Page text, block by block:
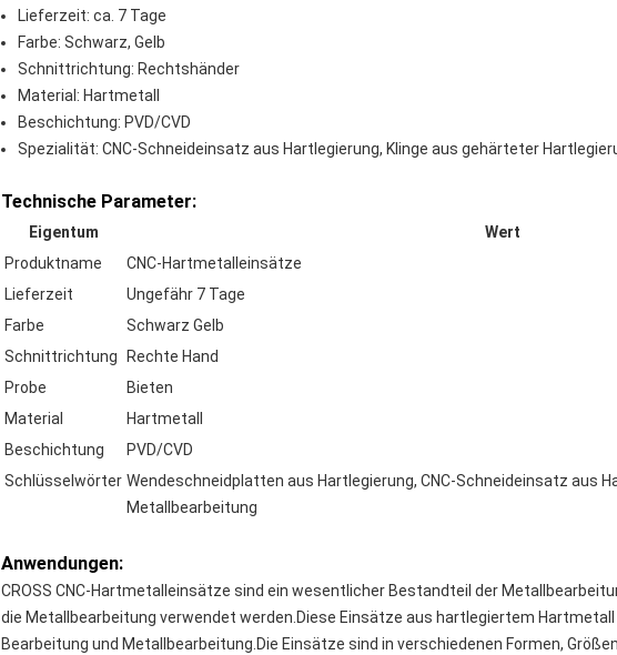
Lieferzeit: ca. 7 Tage
Farbe: Schwarz, Gelb
Schnittrichtung: Rechtshänder
Material: Hartmetall
Beschichtung: PVD/CVD
Spezialität: CNC-Schneideinsatz aus Hartlegierung, Klinge aus gehärteter
Technische Parameter:
Eigentum
Wert
Produktname
CNC-Hartmetalleinsätze
Lieferzeit
Ungefähr 7 Tage
Farbe
Schwarz Gelb
Schnittrichtung
Rechte Hand
Probe
Bieten
Material
Hartmetall
Beschichtung
PVD/CVD
Schlüsselwörter Wendeschneidplatten aus Hartlegierung, CNC-Schneideinsatz aus
Metallbearbeitung
Anwendungen:
CROSS CNC-Hartmetalleinsätze sind ein wesentlicher Bestandteil der
die Metallbearbeitung verwendet werden.Diese Einsätze aus hartlegiertem
Bearbeitung und Metallbearbeitung.Die Einsätze sind in verschiedenen Formen,